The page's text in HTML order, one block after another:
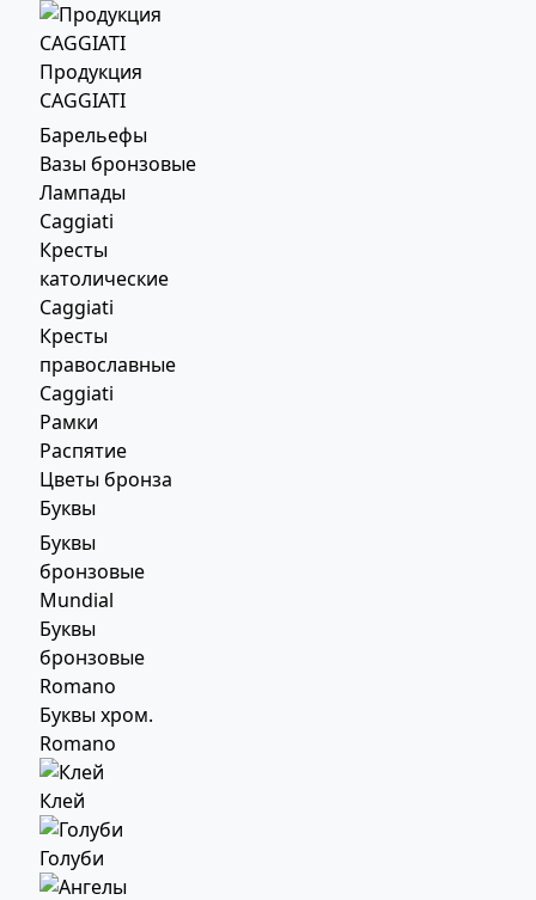
Продукция
CAGGIATI
Барельефы
Вазы бронзовые
Лампады
Caggiati
Кресты
католические
Caggiati
Кресты
православные
Caggiati
Рамки
Распятие
Цветы бронза
Буквы
Буквы
бронзовые
Mundial
Буквы
бронзовые
Romano
Буквы хром.
Romano
Клей
Голуби